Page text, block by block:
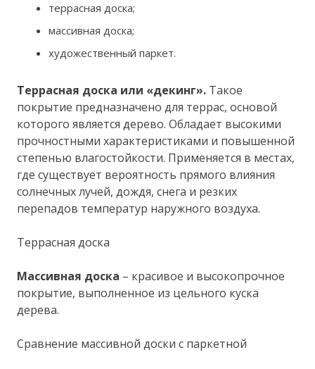
террасная доска;
массивная доска;
художественный паркет.
Террасная доска или «декинг». Такое
покрытие предназначено для террас, основой
которого является дерево. Обладает высокими
прочностными характеристиками и повышенной
степенью влагостойкости. Применяется в местах,
где существует вероятность прямого влияния
солнечных лучей, дождя, снега и резких
перепадов температур наружного воздуха.
Террасная доска
Массивная доска – красивое и высокопрочное
покрытие, выполненное из цельного куска
дерева.
Сравнение массивной доски с паркетной